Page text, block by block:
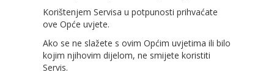
Korištenjem Servisa u potpunosti prihvaćate
ove Opće uvjete.
Ako se ne slažete s ovim Općim uvjetima ili bilo
kojim njihovim dijelom, ne smijete koristiti
Servis.